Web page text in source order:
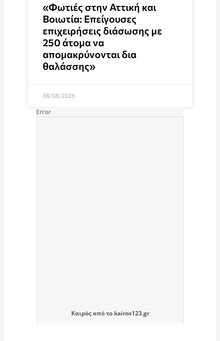
«Φωτιές στην Αττική και
Βοιωτία: Επείγουσες
επιχειρήσεις διάσωσης με
250 άτομα να
απομακρύνονται δια
θαλάσσης»
08/08/2026
Καιρόςαπό το kairos123.gr